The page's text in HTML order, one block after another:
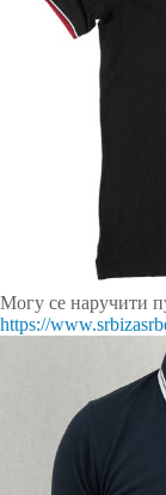
Могу се наручити
https://